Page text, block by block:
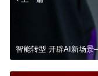
智能转型 开辟AI新场